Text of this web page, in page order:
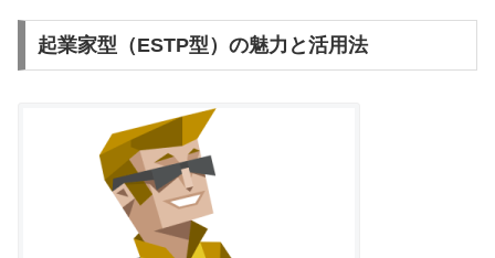
起業家型（ESTP型）の魅力と活用法